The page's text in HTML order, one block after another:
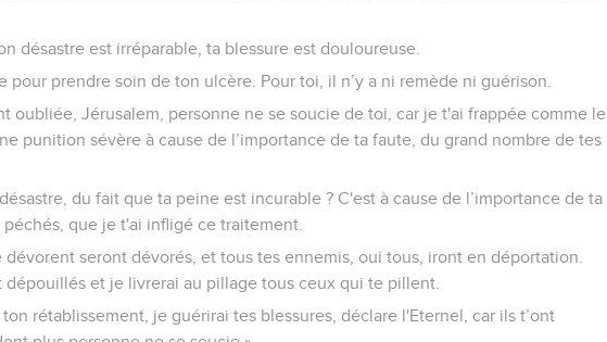
désastre est irréparable, ta blessure est douloureuse.
pour prendre soin de ton ulcère. Pour toi, il n’y a ni remède ni guérison.
oubliée, Jérusalem, personne ne se soucie de toi, car je t'ai frappée comme le
punition sévère à cause de l’importance de ta faute, du grand nombre de tes
du fait que ta peine est incurable ? C'est à cause de l’importance de ta
que je t'ai infligé ce traitement.
seront dévorés, et tous tes ennemis, oui tous, iront en déportation.
et je livrerai au pillage tous ceux qui te pillent.
rétablissement, je guérirai tes blessures, déclare l'Eternel, car ils t’ont